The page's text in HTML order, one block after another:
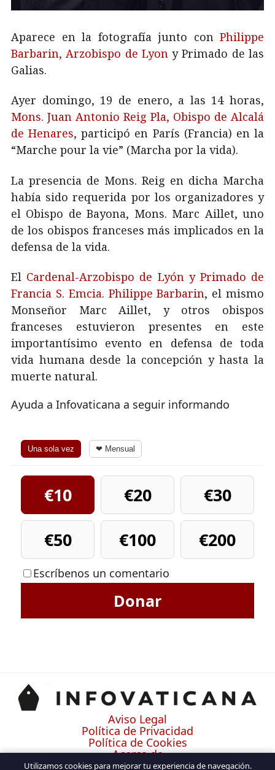
Aparece en la fotografía junto con Philippe
Barbarin, Arzobispo de Lyon y Primado de las
Galias.
Ayer domingo, 19 de enero, a las 14 horas,
Mons. Juan Antonio Reig Pla, Obispo de Alcalá
de Henares, participó en París (Francia) en la
“Marche pour la vie” (Marcha por la vida).
La presencia de Mons. Reig en dicha Marcha
había sido requerida por los organizadores y
el Obispo de Bayona, Mons. Marc Aillet, uno
de los obispos franceses más implicados en la
defensa de la vida.
El Cardenal-Arzobispo de Lyón y Primado de
Francia S. Emcia. Philippe Barbarin, el mismo
Monseñor Marc Aillet, y otros obispos
franceses estuvieron presentes en este
importantísimo evento en defensa de toda
vida humana desde la concepción y hasta la
muerte natural.
Ayuda a Infovaticana a seguir informando
Una sola vez ❤ Mensual
€10 €20
€30
€50
€100 €200
Escríbenos un comentario
Donar
Aviso Legal
Política de Privacidad
Política de Cookies
Acerca de
Contacto
Utilizamos cookies para mejorar tu experiencia de navegación.